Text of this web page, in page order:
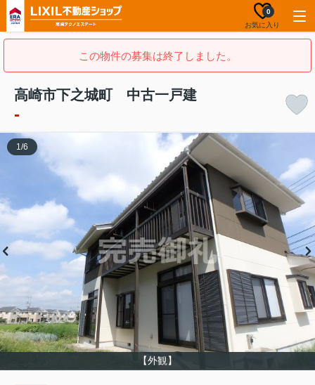
お気に入り
0
この物件の募集は終了しました。
高崎市下之城町 中古一戸建
-
【外観】
1/6